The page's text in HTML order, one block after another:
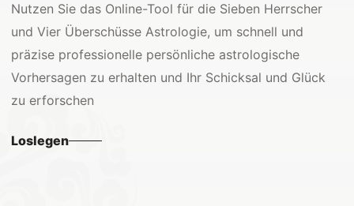
Nutzen Sie das Online-Tool für die Sieben Herrscher
und Vier Überschüsse Astrologie, um schnell und
präzise professionelle persönliche astrologische
Vorhersagen zu erhalten und Ihr Schicksal und Glück
zu erforschen
Loslegen